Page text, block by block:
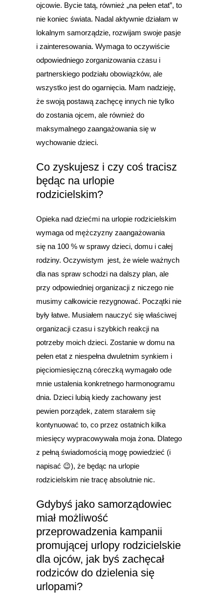
ojcowie. Bycie tatą, również „na pełen etat”, to
nie koniec świata. Nadal aktywnie działam w
lokalnym samorządzie, rozwijam swoje pasje
i zainteresowania. Wymaga to oczywiście
odpowiedniego zorganizowania czasu i
partnerskiego podziału obowiązków, ale
wszystko jest do ogarnięcia. Mam nadzieję,
że swoją postawą zachęcę innych nie tylko
do zostania ojcem, ale również do
maksymalnego zaangażowania się w
wychowanie dzieci.
Co zyskujesz i czy coś tracisz
będąc na urlopie
rodzicielskim?
Opieka nad dziećmi na urlopie rodzicielskim
wymaga od mężczyzny zaangażowania
się na 100 % w sprawy dzieci, domu i całej
rodziny. Oczywistym jest, że wiele ważnych
dla nas spraw schodzi na dalszy plan, ale
przy odpowiedniej organizacji z niczego nie
musimy całkowicie rezygnować. Początki nie
były łatwe. Musiałem nauczyć się właściwej
organizacji czasu i szybkich reakcji na
potrzeby moich dzieci. Zostanie w domu na
pełen etat z niespełna dwuletnim synkiem i
pięciomiesięczną córeczką wymagało ode
mnie ustalenia konkretnego harmonogramu
dnia. Dzieci lubią kiedy zachowany jest
pewien porządek, zatem starałem się
kontynuować to, co przez ostatnich kilka
miesięcy wypracowywała moja żona. Dlatego
z pełną świadomością mogę powiedzieć (i
napisać 😉), że będąc na urlopie
rodzicielskim nie tracę absolutnie nic.
Gdybyś jako samorządowiec
miał możliwość
przeprowadzenia kampanii
promującej urlopy rodzicielskie
dla ojców, jak byś zachęcał
rodziców do dzielenia się
urlopami?